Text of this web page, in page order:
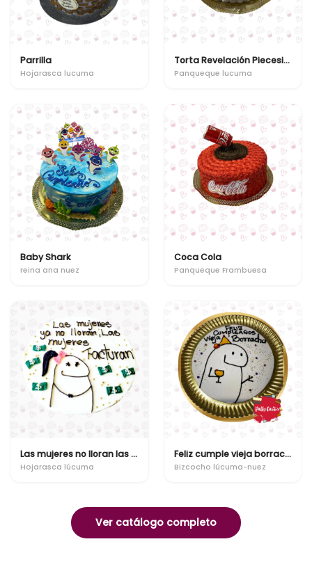
Parrilla
Hojarasca lucuma
Torta Revelación Piecesitos
Panqueque lucuma
Baby Shark
reina ana nuez
Coca Cola
Panqueque Frambuesa
Las mujeres no lloran las mujeres facturan
Hojarasca lúcuma
Feliz cumple vieja borracha
Bizcocho lúcuma-nuez
Ver catálogo completo